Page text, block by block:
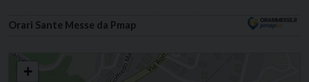
Orari Sante Messe da Pmap
Sacri Cuori di Gesù e Maria
+